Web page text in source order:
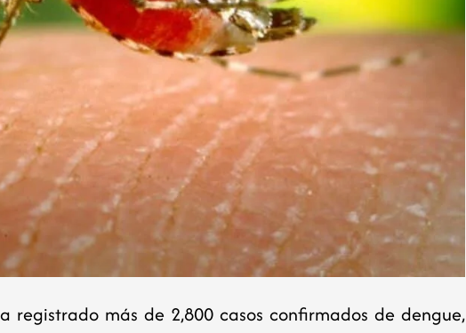
registrado más de 2,800 casos confirmados de dengue,